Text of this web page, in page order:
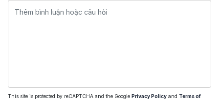
This site is protected by reCAPTCHA and the Google Privacy Policy and Terms of